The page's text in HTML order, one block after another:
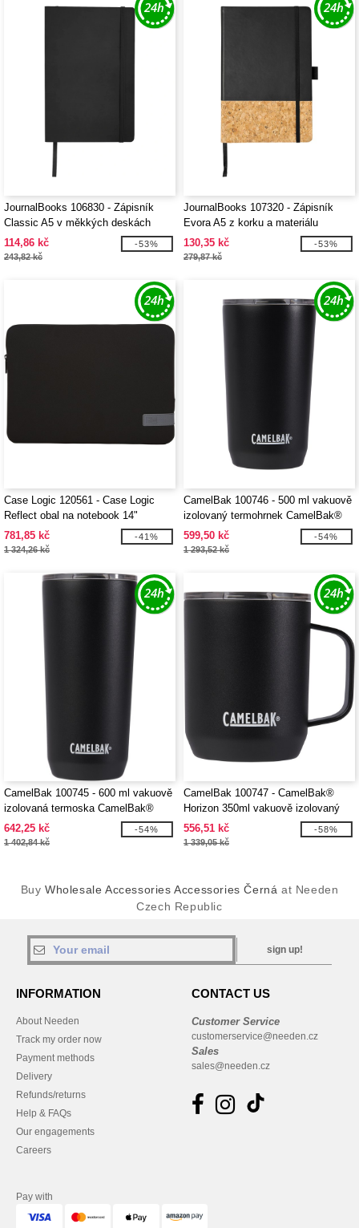
JournalBooks 106830 - Zápisník
Classic A5 v měkkých deskách
114,86 kč
243,82 kč
-53%
JournalBooks 107320 - Zápisník
Evora A5 z korku a materiálu
Thermo PU
130,35 kč
279,87 kč
-53%
Case Logic 120561 - Case Logic
Reflect obal na notebook 14"
781,85 kč
1 324,26 kč
-41%
CamelBak 100746 - 500 ml vakuově
izolovaný termohrnek CamelBak®
Horizon
599,50 kč
1 293,52 kč
-54%
CamelBak 100745 - 600 ml vakuově
izolovaná termoska CamelBak®
Horizon
642,25 kč
1 402,84 kč
-54%
CamelBak 100747 - CamelBak®
Horizon 350ml vakuově izolovaný
táborový hrnek
556,51 kč
1 339,05 kč
-58%
Buy Wholesale Accessories Accessories Černá at Needen
Czech Republic
sign up!
INFORMATION
About Needen
Track my order now
Payment methods
Delivery
Refunds/returns
Help & FAQs
Our engagements
Careers
CONTACT US
Customer Service
customerservice@needen.cz
Sales
sales@needen.cz
Pay with